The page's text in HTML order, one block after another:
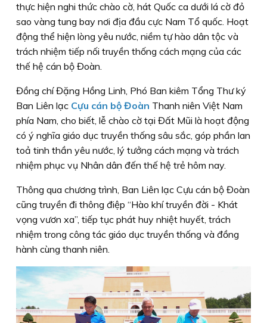
thực hiện nghi thức chào cờ, hát Quốc ca dưới lá cờ đỏ
sao vàng tung bay nơi địa đầu cực Nam Tổ quốc. Hoạt
động thể hiện lòng yêu nước, niềm tự hào dân tộc và
trách nhiệm tiếp nối truyền thống cách mạng của các
thế hệ cán bộ Đoàn.
Đồng chí Đặng Hồng Linh, Phó Ban kiêm Tổng Thư ký
Ban Liên lạc Cựu cán bộ Đoàn Thanh niên Việt Nam
phía Nam, cho biết, lễ chào cờ tại Đất Mũi là hoạt động
có ý nghĩa giáo dục truyền thống sâu sắc, góp phần lan
toả tinh thần yêu nước, lý tưởng cách mạng và trách
nhiệm phục vụ Nhân dân đến thế hệ trẻ hôm nay.
Thông qua chương trình, Ban Liên lạc Cựu cán bộ Đoàn
cũng truyền đi thông điệp “Hào khí truyền đời - Khát
vọng vươn xa”, tiếp tục phát huy nhiệt huyết, trách
nhiệm trong công tác giáo dục truyền thống và đồng
hành cùng thanh niên.